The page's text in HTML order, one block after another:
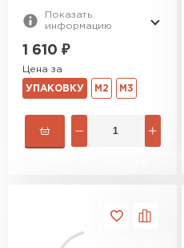
Показать
информацию
1 610 ₽
Цена за
УПАКОВКУ М2 М3